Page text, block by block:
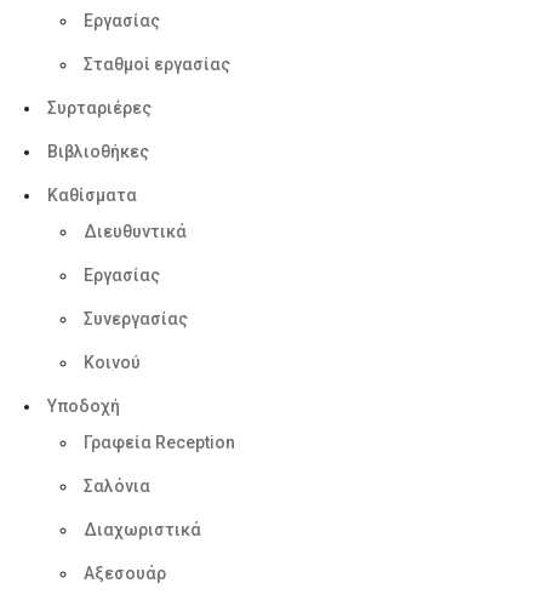
Εργασίας
Σταθμοί εργασίας
Συρταριέρες
Βιβλιοθήκες
Καθίσματα
Διευθυντικά
Εργασίας
Συνεργασίας
Κοινού
Υποδοχή
Γραφεία Reception
Σαλόνια
Διαχωριστικά
Αξεσουάρ